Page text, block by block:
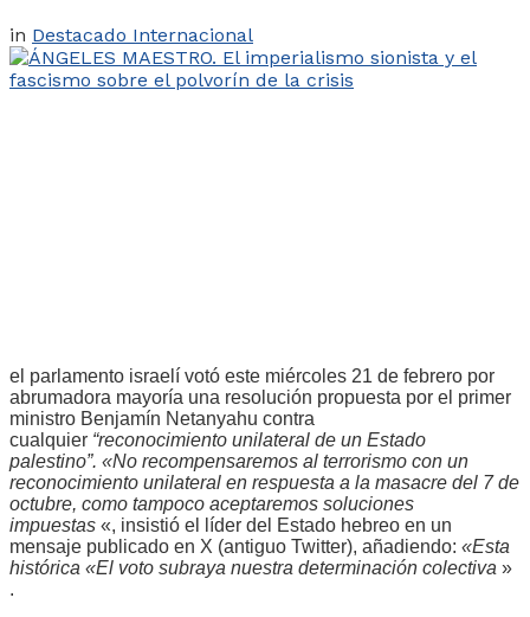
in Destacado Internacional
el parlamento israelí votó este miércoles 21 de febrero por
abrumadora mayoría una resolución propuesta por el primer
ministro Benjamín Netanyahu contra
cualquier “reconocimiento unilateral de un Estado
palestino”. «No recompensaremos al terrorismo con un
reconocimiento unilateral en respuesta a la masacre del 7 de
octubre, como tampoco aceptaremos soluciones
impuestas «, insistió el líder del Estado hebreo en un
mensaje publicado en X (antiguo Twitter), añadiendo: «Esta
histórica «El voto subraya nuestra determinación colectiva »
.